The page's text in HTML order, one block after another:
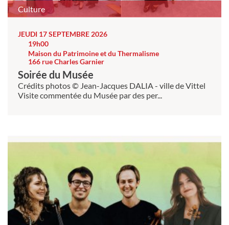
Culture
JEUDI 17 SEPTEMBRE 2026
19h00
Maison du Patrimoine et du Thermalisme
166 rue Charles Garnier
Soirée du Musée
Crédits photos © Jean-Jacques DALIA - ville de Vittel
Visite commentée du Musée par des per...